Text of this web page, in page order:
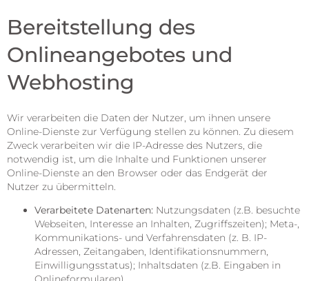
Bereitstellung des
Onlineangebotes und
Webhosting
Wir verarbeiten die Daten der Nutzer, um ihnen unsere
Online-Dienste zur Verfügung stellen zu können. Zu diesem
Zweck verarbeiten wir die IP-Adresse des Nutzers, die
notwendig ist, um die Inhalte und Funktionen unserer
Online-Dienste an den Browser oder das Endgerät der
Nutzer zu übermitteln.
Verarbeitete Datenarten: Nutzungsdaten (z.B. besuchte
Webseiten, Interesse an Inhalten, Zugriffszeiten); Meta-,
Kommunikations- und Verfahrensdaten (z. B. IP-
Adressen, Zeitangaben, Identifikationsnummern,
Einwilligungsstatus); Inhaltsdaten (z.B. Eingaben in